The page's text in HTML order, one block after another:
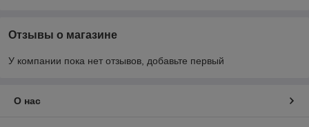
Отзывы о магазине
У компании пока нет отзывов, добавьте первый
О нас